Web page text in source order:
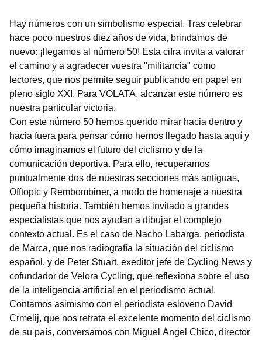
Hay números con un simbolismo especial. Tras celebrar
hace poco nuestros diez años de vida, brindamos de
nuevo: ¡llegamos al número 50! Esta cifra invita a valorar
el camino y a agradecer vuestra "militancia" como
lectores, que nos permite seguir publicando en papel en
pleno siglo XXI. Para VOLATA, alcanzar este número es
nuestra particular victoria.
Con este número 50 hemos querido mirar hacia dentro y
hacia fuera para pensar cómo hemos llegado hasta aquí y
cómo imaginamos el futuro del ciclismo y de la
comunicación deportiva. Para ello, recuperamos
puntualmente dos de nuestras secciones más antiguas,
Offtopic y Rembombiner, a modo de homenaje a nuestra
pequeña historia. También hemos invitado a grandes
especialistas que nos ayudan a dibujar el complejo
contexto actual. Es el caso de Nacho Labarga, periodista
de Marca, que nos radiografía la situación del ciclismo
español, y de Peter Stuart, exeditor jefe de Cycling News y
cofundador de Velora Cycling, que reflexiona sobre el uso
de la inteligencia artificial en el periodismo actual.
Contamos asimismo con el periodista esloveno David
Crmelij, que nos retrata el excelente momento del ciclismo
de su país, conversamos con Miguel Ángel Chico, director